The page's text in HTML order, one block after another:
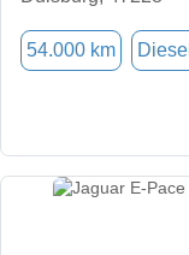
54.000 km Diesel